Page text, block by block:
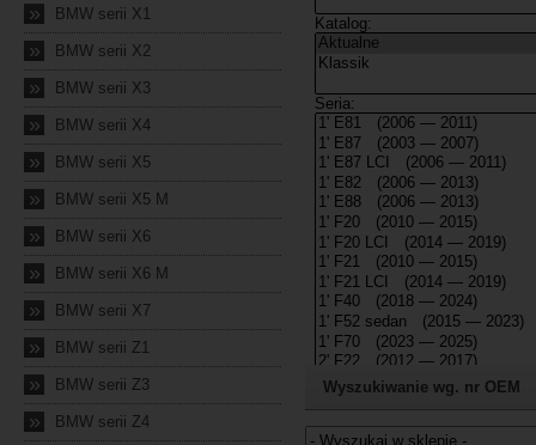
» BMW serii X1
» BMW serii X2
» BMW serii X3
» BMW serii X4
» BMW serii X5
» BMW serii X5 M
» BMW serii X6
» BMW serii X6 M
» BMW serii X7
» BMW serii Z1
» BMW serii Z3
» BMW serii Z4
Wyszukiwanie wg. nr OEM